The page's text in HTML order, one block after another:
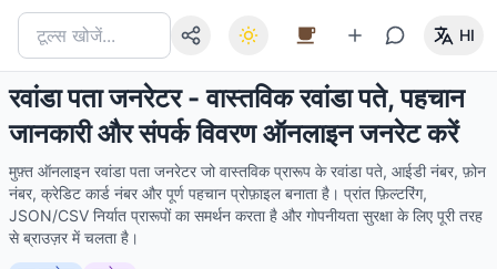
HI
रवांडा पता जनरेटर - वास्तविक रवांडा पते, पहचान
जानकारी और संपर्क विवरण ऑनलाइन जनरेट करें
मुफ़्त ऑनलाइन रवांडा पता जनरेटर जो वास्तविक प्रारूप के रवांडा पते, आईडी नंबर, फ़ोन
नंबर, क्रेडिट कार्ड नंबर और पूर्ण पहचान प्रोफ़ाइल बनाता है। प्रांत फ़िल्टरिंग,
JSON/CSV निर्यात प्रारूपों का समर्थन करता है और गोपनीयता सुरक्षा के लिए पूरी तरह
से ब्राउज़र में चलता है।